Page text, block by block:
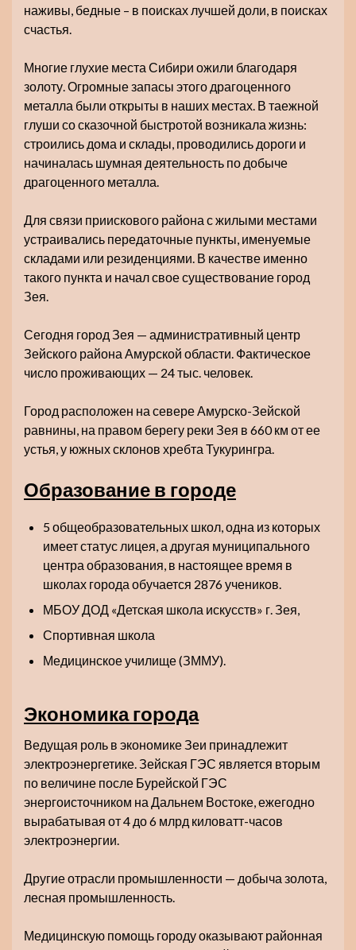
наживы, бедные – в поисках лучшей доли, в поисках
счастья.
Многие глухие места Сибири ожили благодаря
золоту. Огромные запасы этого драгоценного
металла были открыты в наших местах. В таежной
глуши со сказочной быстротой возникала жизнь:
строились дома и склады, проводились дороги и
начиналась шумная деятельность по добыче
драгоценного металла.
Для связи приискового района с жилыми местами
устраивались передаточные пункты, именуемые
складами или резиденциями. В качестве именно
такого пункта и начал свое существование город
Зея.
Сегодня город Зея — административный центр
Зейского района Амурской области. Фактическое
число проживающих — 24 тыс. человек.
Город расположен на севере Амурско-Зейской
равнины, на правом берегу реки Зея в 660 км от ее
устья, у южных склонов хребта Тукурингра.
Образование в городе
5 общеобразовательных школ, одна из которых
имеет статус лицея, а другая муниципального
центра образования, в настоящее время в
школах города обучается 2876 учеников.
МБОУ ДОД «Детская школа искусств» г. Зея,
Спортивная школа
Медицинское училище (ЗММУ).
Экономика города
Ведущая роль в экономике Зеи принадлежит
электроэнергетике. Зейская ГЭС является вторым
по величине после Бурейской ГЭС
энергоисточником на Дальнем Востоке, ежегодно
вырабатывая от 4 до 6 млрд киловатт-часов
электроэнергии.
Другие отрасли промышленности — добыча золота,
лесная промышленность.
Медицинскую помощь городу оказывают районная